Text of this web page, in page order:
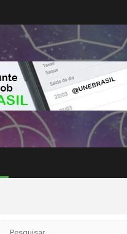
Pesquisar